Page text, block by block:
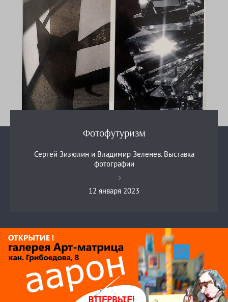
Фотофутуризм
Сергей Зизюлин и Владимир Зеленев. Выставка
фотографии
12 января 2023